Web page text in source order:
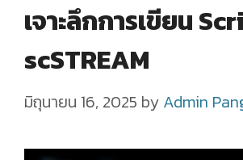
เจาะลึกการเขียน
scSTREAM
มิถุนายน 16, 2025 by Admin